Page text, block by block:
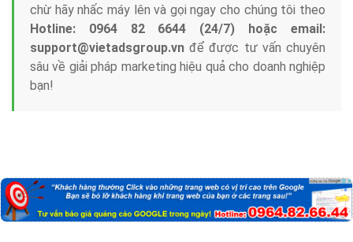
chừ hãy nhấc máy lên và gọi ngay cho chúng tôi theo
Hotline: 0964 82 6644 (24/7) hoặc email:
support@vietadsgroup.vn để được tư vấn chuyên
sâu về giải pháp marketing hiệu quả cho doanh nghiệp
bạn!